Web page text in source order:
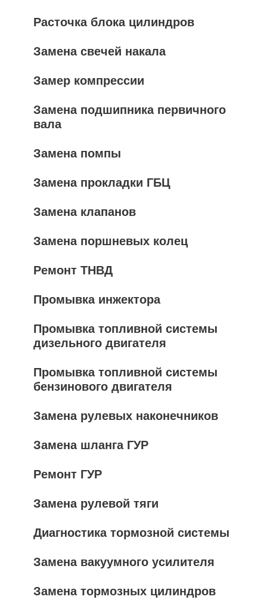
Расточка блока цилиндров
Замена свечей накала
Замер компрессии
Замена подшипника первичного
вала
Замена помпы
Замена прокладки ГБЦ
Замена клапанов
Замена поршневых колец
Ремонт ТНВД
Промывка инжектора
Промывка топливной системы
дизельного двигателя
Промывка топливной системы
бензинового двигателя
Замена рулевых наконечников
Замена шланга ГУР
Ремонт ГУР
Замена рулевой тяги
Диагностика тормозной системы
Замена вакуумного усилителя
Замена тормозных цилиндров